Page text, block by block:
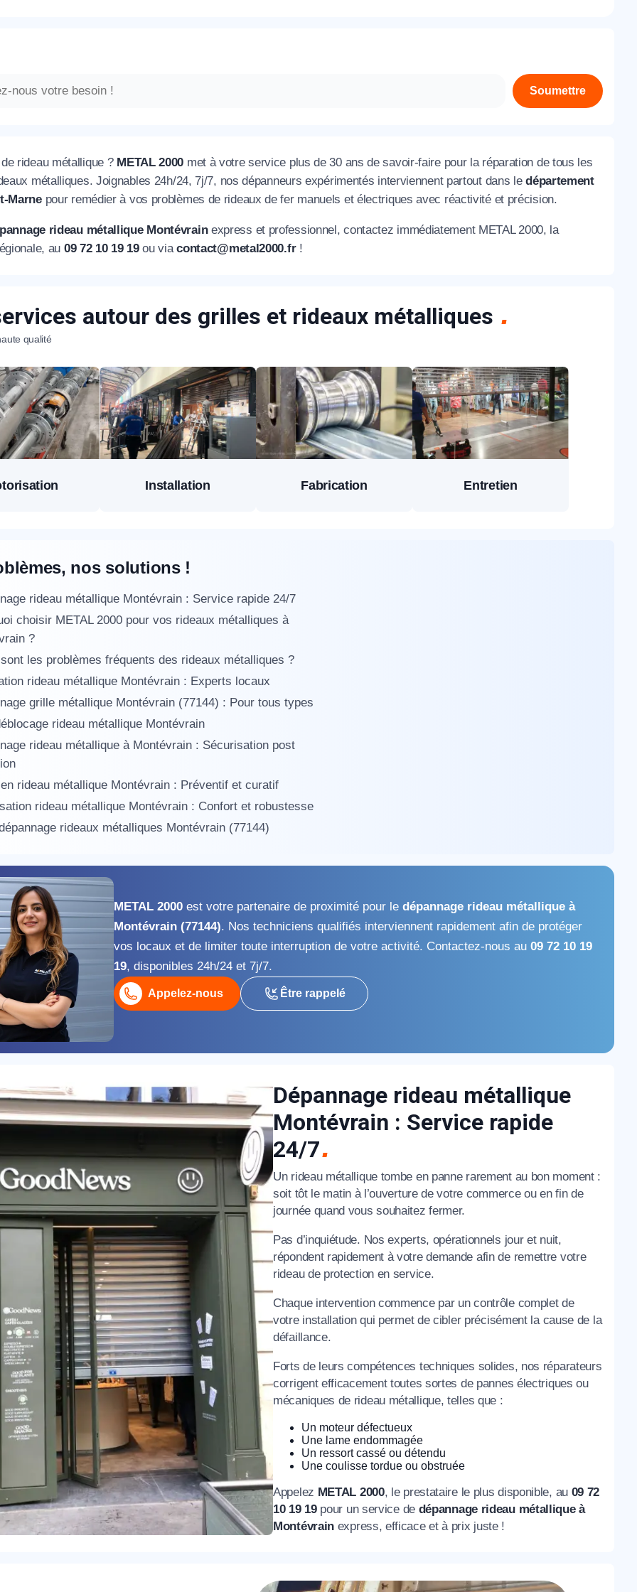
Soumettre
rideau métallique ?METAL 2000 met à votre service plus de 30 ans de savoir-faire pour la réparation de tous les
métalliques. Joignables 24h/24, 7j/7, nos dépanneurs expérimentés interviennent partout dans ledépartement
Marne pour remédier à vos problèmes de rideaux de fer manuels et électriques avec réactivité et précision.
rideau métallique Montévrainexpress et professionnel, contactez immédiatement METAL 2000, la
au 09 72 10 19 19ou viacontact@metal2000.fr!
autour des grilles et rideaux métalliques
qualité
Installation Fabrication Entretien
nos solutions !
rideau métallique Montévrain : Service rapide 24/7
choisir METAL 2000 pour vos rideaux métalliques à
?
les problèmes fréquents des rideaux métalliques ?
rideau métallique Montévrain : Experts locaux
grille métallique Montévrain (77144) : Pour tous types
rideau métallique Montévrain
rideau métallique à Montévrain : Sécurisation post
rideau métallique Montévrain : Préventif et curatif
rideau métallique Montévrain : Confort et robustesse
rideaux métalliques Montévrain (77144)
METAL 2000 est votre partenaire de proximité pour le dépannage rideau métallique à
Montévrain (77144). Nos techniciens qualifiés interviennent rapidement afin de protéger
vos locaux et de limiter toute interruption de votre activité. Contactez-nous au 09 72 10 19
19, disponibles 24h/24 et 7j/7.
Appelez-nous Être rappelé
Dépannage rideau métallique
Montévrain : Service rapide
24/7
Un rideau métallique tombe en panne rarement au bon moment :
soit tôt le matin à l’ouverture de votre commerce ou en fin de
journée quand vous souhaitez fermer.
Pas d’inquiétude. Nos experts, opérationnels jour et nuit,
répondent rapidement à votre demande afin de remettre votre
rideau de protection en service.
Chaque intervention commence par un contrôle complet de
votre installation qui permet de cibler précisément la cause de la
défaillance.
Forts de leurs compétences techniques solides, nos réparateurs
corrigent efficacement toutes sortes de pannes électriques ou
mécaniques de rideau métallique, telles que :
Un moteur défectueux
Une lame endommagée
Un ressort cassé ou détendu
Une coulisse tordue ou obstruée
Appelez METAL 2000, le prestataire le plus disponible, au 09 72
10 19 19 pour un service de dépannage rideau métallique à
Montévrain express, efficace et à prix juste !
vous remercions pour
confiance !
Prénom
+33
Postal
* Champs obligatoires pour traiter votre demande.
Rappelez-moi